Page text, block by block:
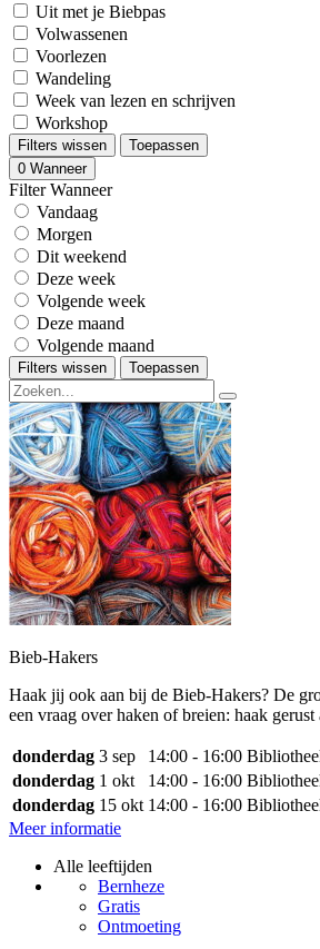
Uit met je Biebpas
Volwassenen
Voorlezen
Wandeling
Week van lezen en schrijven
Workshop
Filters wissen
Toepassen
0 Wanneer
Filter Wanneer
Vandaag
Morgen
Dit weekend
Deze week
Volgende week
Deze maand
Volgende maand
Filters wissen Toepassen
Bieb-Hakers
Haak jij ook aan bij de Bieb-Hakers? De
een vraag over haken of breien: haak gerust
donderdag 3 sep 14:00 - 16:00
donderdag 1 okt 14:00 - 16:00
donderdag 15 okt 14:00 - 16:00
Meer informatie
Alle leeftijden
Bernheze
Gratis
Ontmoeting